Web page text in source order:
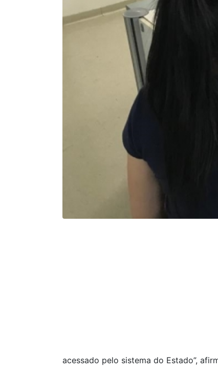
acessado pelo sistema do Estado”,